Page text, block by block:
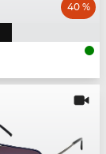
40 %